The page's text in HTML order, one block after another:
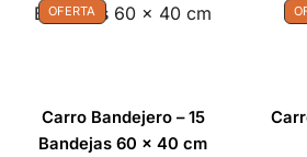
OFERTA
Carro Bandejero – 15
Bandejas 60 x 40 cm